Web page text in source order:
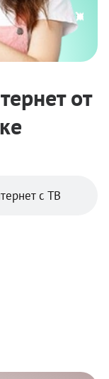
от
с ТВ